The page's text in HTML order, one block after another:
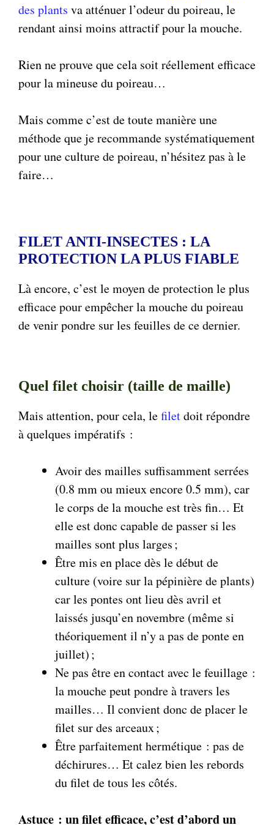
des plants va atténuer l’odeur du poireau, le
rendant ainsi moins attractif pour la mouche.
Rien ne prouve que cela soit réellement efficace
pour la mineuse du poireau…
Mais comme c’est de toute manière une
méthode que je recommande systématiquement
pour une culture de poireau, n’hésitez pas à le
faire…
FILET ANTI-INSECTES : LA
PROTECTION LA PLUS FIABLE
Là encore, c’est le moyen de protection le plus
efficace pour empêcher la mouche du poireau
de venir pondre sur les feuilles de ce dernier.
Quel filet choisir (taille de maille)
Mais attention, pour cela, lefiletdoit répondre
à quelques impératifs :
Avoir des mailles suffisamment serrées
(0.8 mm ou mieux encore 0.5 mm), car
le corps de la mouche est très fin… Et
elle est donc capable de passer si les
mailles sont plus larges ;
Être mis en place dès le début de
culture (voire sur la pépinière de plants)
car les pontes ont lieu dès avril et
laissés jusqu’en novembre (même si
théoriquement il n’y a pas de ponte en
juillet) ;
Ne pas être en contact avec le feuillage :
la mouche peut pondre à travers les
mailles… Il convient donc de placer le
filet sur des arceaux ;
Être parfaitement hermétique : pas de
déchirures… Et calez bien les rebords
du filet de tous les côtés.
Astuce : un filet efficace, c’est d’abord un